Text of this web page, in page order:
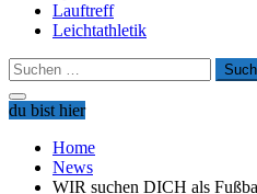
Lauftreff
Leichtathletik
Suchen
nach:
du bist hier
Home
News
WIR suchen DICH als